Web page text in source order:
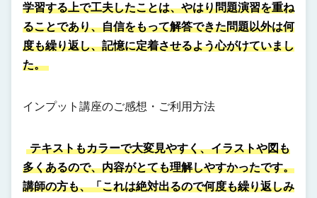
学習する上で工夫したことは、やはり問題演習を重ね
ることであり、自信をもって解答できた問題以外は何
度も繰り返し、記憶に定着させるよう心がけていまし
た。
インプット講座のご感想・ご利用方法
テキストもカラーで大変見やすく、イラストや図も
多くあるので、内容がとても理解しやすかったです。
講師の方も、「これは絶対出るので何度も繰り返しみ